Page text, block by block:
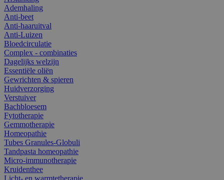
Ademhaling
Anti-beet
Anti-haaruitval
Anti-Luizen
Bloedcirculatie
Complex - combinaties
Dagelijks welzijn
Essentiële oliën
Gewrichten & spieren
Huidverzorging
Verstuiver
Bachbloesem
Fytotherapie
Gemmotherapie
Homeopathie
Tubes Granules-Globuli
Tandpasta homeopathie
Micro-immunotherapie
Kruidenthee
Licht- en warmtetherapie